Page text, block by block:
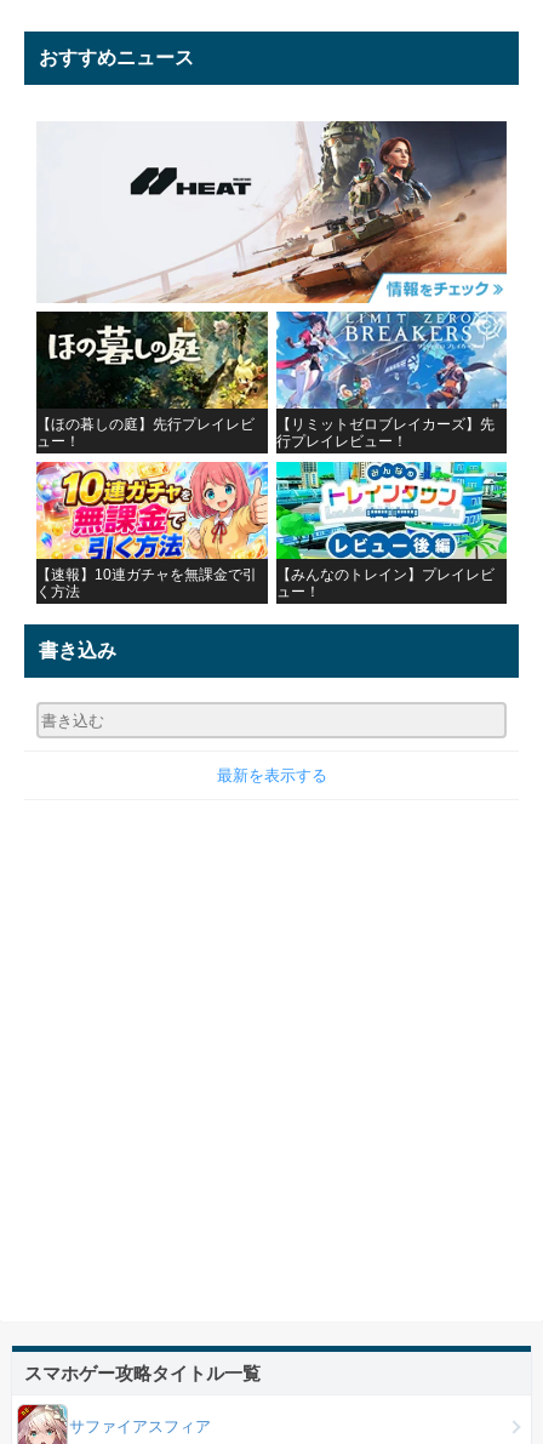
おすすめニュース
【ほの暮しの庭】先行プレイレビ
ュー！
【リミットゼロブレイカーズ】先
行プレイレビュー！
【速報】10連ガチャを無課金で引
く方法
【みんなのトレイン】プレイレビ
ュー！
書き込み
最新を表示する
スマホゲー攻略タイトル一覧
サファイアスフィア